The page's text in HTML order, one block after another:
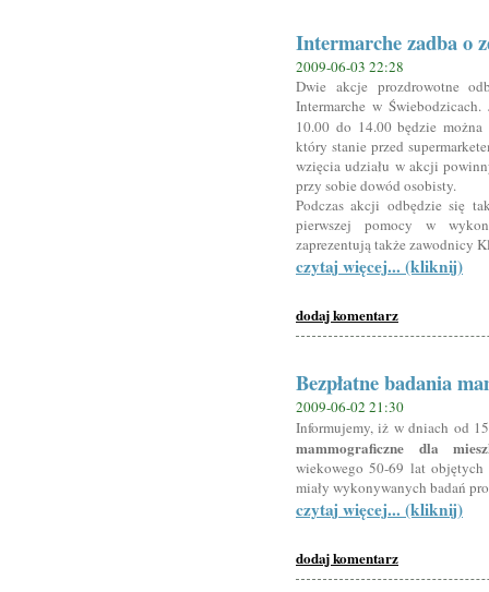
Intermarche zadba o
2009-06-03 22:28
Dwie akcje prozdrowotne
Intermarche w
10.00 do 14.00 będzie można
który stanie przed
wzięcia udziału w akcji
przy sobie dowód osobisty.
Podczas akcji odbędzie się
pierwszej pomocy w
zaprezentują także zawodnicy
czytaj więcej... (kliknij)
dodaj komentarz
Bezpłatne badania
2009-06-02 21:30
Informujemy, iż w dniach od
mammograficzne dla
wiekowego 50-69 lat
miały wykonywanych badań
czytaj więcej... (kliknij)
dodaj komentarz